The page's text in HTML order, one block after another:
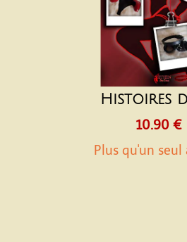
Histoires
10.90 €
Plus qu'un